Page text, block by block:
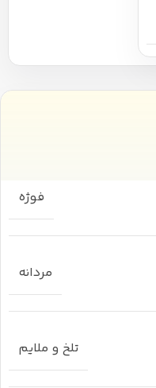
فوژه
مردانه
تلخ و ملایم